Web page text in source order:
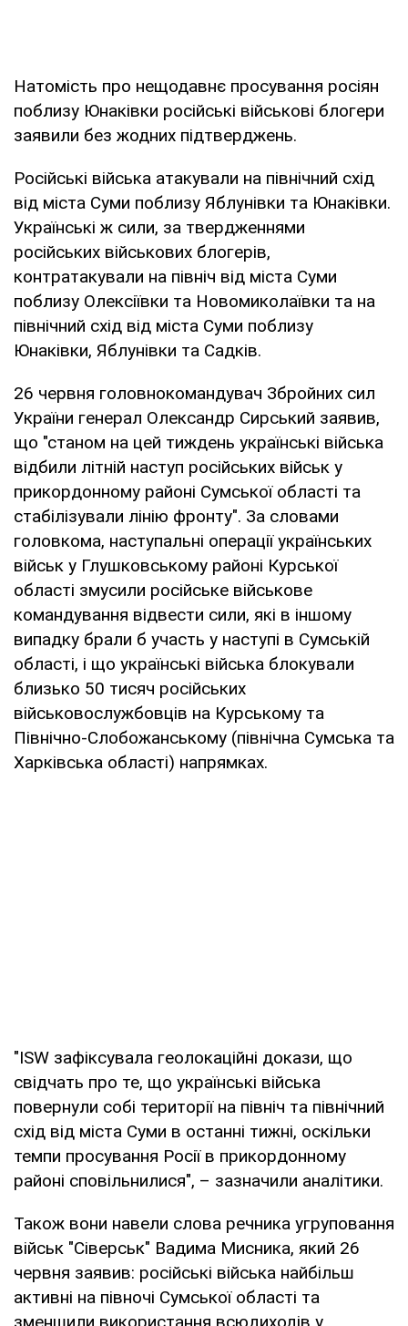
Натомість про нещодавнє просування росіян
поблизу Юнаківки російські військові блогери
заявили без жодних підтверджень.
Російські війська атакували на північний схід
від міста Суми поблизу Яблунівки та Юнаківки.
Українські ж сили, за твердженнями
російських військових блогерів,
контратакували на північ від міста Суми
поблизу Олексіївки та Новомиколаївки та на
північний схід від міста Суми поблизу
Юнаківки, Яблунівки та Садків.
26 червня головнокомандувач Збройних сил
України генерал Олександр Сирський заявив,
що "станом на цей тиждень українські війська
відбили літній наступ російських військ у
прикордонному районі Сумської області та
стабілізували лінію фронту". За словами
головкома, наступальні операції українських
військ у Глушковському районі Курської
області змусили російське військове
командування відвести сили, які в іншому
випадку брали б участь у наступі в Сумській
області, і що українські війська блокували
близько 50 тисяч російських
військовослужбовців на Курському та
Північно-Слобожанському (північна Сумська та
Харківська області) напрямках.
"ISW зафіксувала геолокаційні докази, що
свідчать про те, що українські війська
повернули собі території на північ та північний
схід від міста Суми в останні тижні, оскільки
темпи просування Росії в прикордонному
районі сповільнилися", – зазначили аналітики.
Також вони навели слова речника угруповання
військ "Сіверськ" Вадима Мисника, який 26
червня заявив: російські війська найбільш
активні на півночі Сумської області та
зменшили використання всюдиходів у